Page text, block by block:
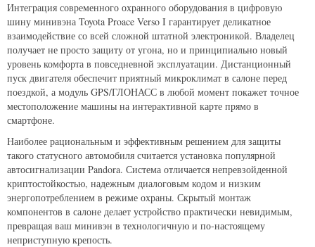
Интеграция современного охранного оборудования в цифровую
шину минивэна Toyota Proace Verso I гарантирует деликатное
взаимодействие со всей сложной штатной электроникой. Владелец
получает не просто защиту от угона, но и принципиально новый
уровень комфорта в повседневной эксплуатации. Дистанционный
пуск двигателя обеспечит приятный микроклимат в салоне перед
поездкой, а модуль GPS/ГЛОНАСС в любой момент покажет точное
местоположение машины на интерактивной карте прямо в
смартфоне.
Наиболее рациональным и эффективным решением для защиты
такого статусного автомобиля считается установка популярной
автосигнализации Pandora. Система отличается непревзойденной
криптостойкостью, надежным диалоговым кодом и низким
энергопотреблением в режиме охраны. Скрытый монтаж
компонентов в салоне делает устройство практически невидимым,
превращая ваш минивэн в технологичную и по-настоящему
неприступную крепость.